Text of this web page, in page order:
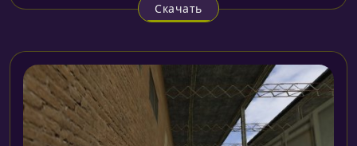
Скачать